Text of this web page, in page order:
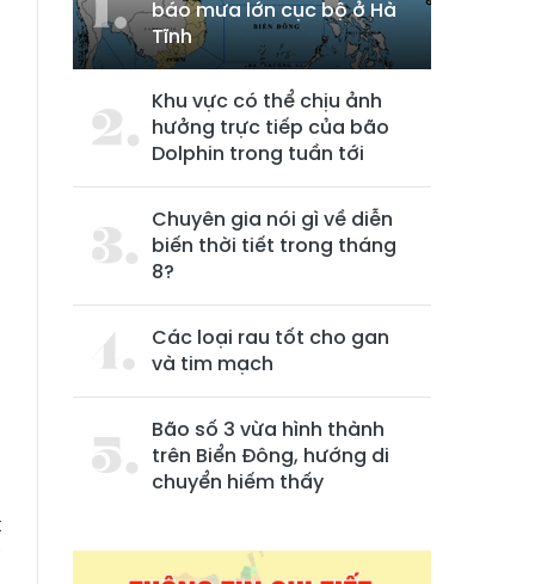
báo mưa lớn cục bộ ở Hà
Tĩnh
Khu vực có thể chịu ảnh
hưởng trực tiếp của bão
Dolphin trong tuần tới
Chuyên gia nói gì về diễn
biến thời tiết trong tháng
8?
Các loại rau tốt cho gan
và tim mạch
Bão số 3 vừa hình thành
trên Biển Đông, hướng di
chuyển hiếm thấy